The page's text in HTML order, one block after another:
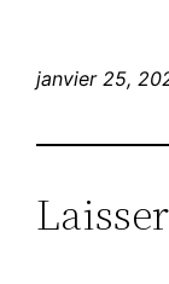
janvier 25,